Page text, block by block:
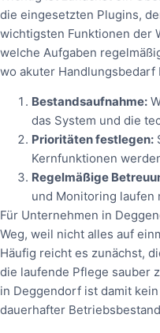
die eingesetzten Plugins,
wichtigsten Funktionen der
welche Aufgaben
wo akuter Handlungsbedarf
Bestandsaufnahme:
das System und die
Prioritäten festlegen:
Kernfunktionen
Regelmäßige
und Monitoring laufen
Für Unternehmen in
Weg, weil nicht alles auf
Häufig reicht es zunächst,
die laufende Pflege sauber
in Deggendorf ist damit
dauerhafter